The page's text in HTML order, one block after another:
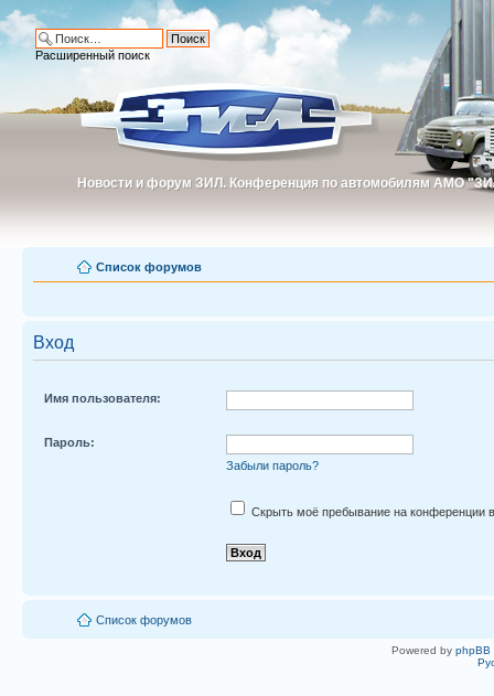
Новости и форум ЗИЛ. Конференция по автомобилям АМО
Новости и форум ЗИЛ. Конференция по автомобилям АМО
Расширенный поиск
Список форумов
Вход
Имя пользователя:
Пароль:
Забыли пароль?
Скрыть моё пребывание на конференции в
Список форумов
Powered by phpBB